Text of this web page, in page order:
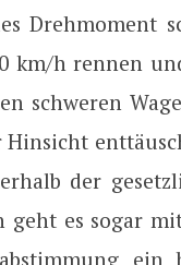
Drehmoment
km/h rennen
schweren
Hinsicht
der
geht es sogar